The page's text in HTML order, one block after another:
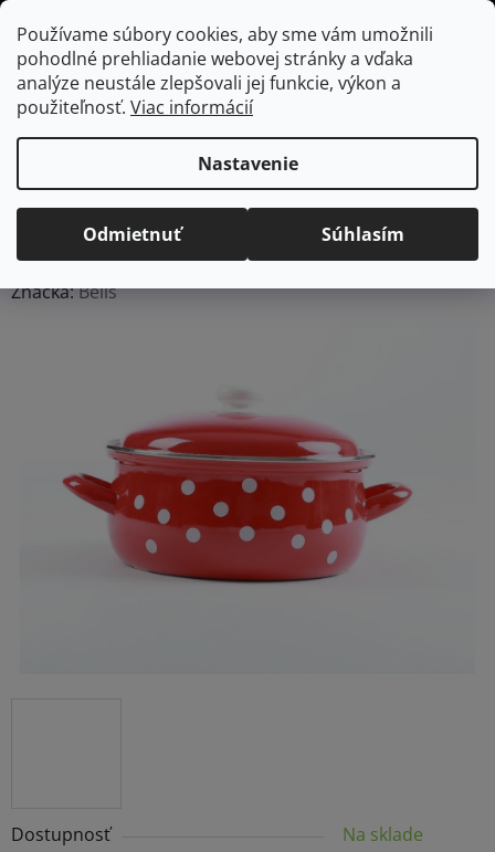
Používame súbory cookies, aby sme vám umožnili
pohodlné prehliadanie webovej stránky a vďaka
analýze neustále zlepšovali jej funkcie, výkon a
použiteľnosť. Viac informácií
Nastavenie
Odmietnuť Súhlasím
Prejsť
na
obsah
Hľadať
Domov
/ Kuchyňa / Varenie / Hrnce
BELIS smaltovaný hrniec červený
s bielymi bodkami, 1,4 L
Dostupnosť
Na sklade
BELIS smaltovaný
hrniec červený s bielymi
bodkami, 1,4 L
Priemerné
hodnotenie
hviezdičiek.
NeohodnotenéPodrobnosti hodnotenia
Značka:Belis